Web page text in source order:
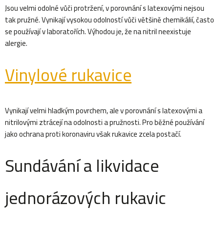
Jsou velmi odolné vůči protržení, v porovnání s latexovými nejsou
tak pružné. Vynikají vysokou odolností vůči většině chemikálií, často
se používají v laboratořích. Výhodou je, že na nitril neexistuje
alergie.
Vinylové rukavice
Vynikají velmi hladkým povrchem, ale v porovnání s latexovými a
nitrilovými ztrácejí na odolnosti a pružnosti. Pro běžné používání
jako ochrana proti koronaviru však rukavice zcela postačí.
Sundávání a likvidace
jednorázových rukavic